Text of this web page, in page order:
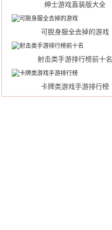
绅士游戏直装版大全
可脱身服全去掉的游戏
射击类手游排行榜前十名
卡牌类游戏手游排行榜